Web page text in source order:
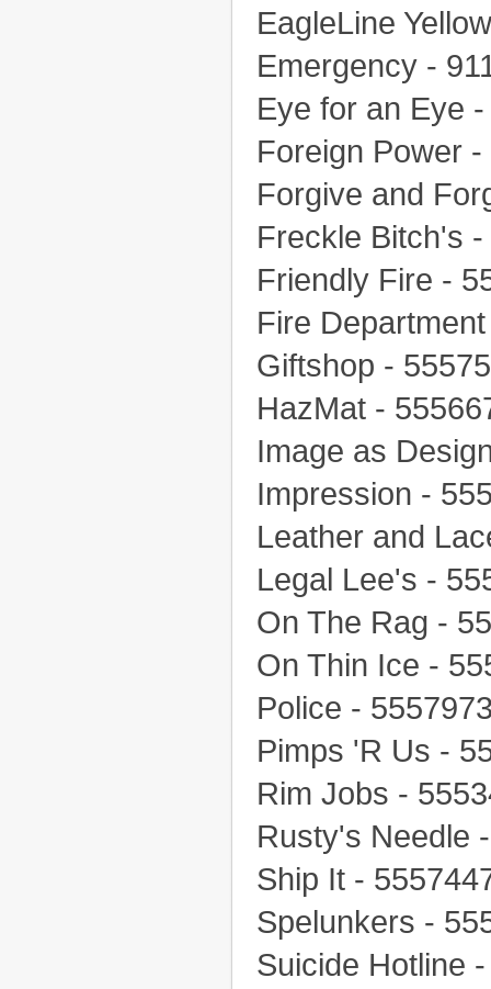
EagleLine
Emergency -
Eye for an Eye
Foreign Power
Forgive and
Freckle Bitch's
Friendly Fire -
Fire
Giftshop -
HazMat -
Image as
Impression -
Leather and
Legal Lee's -
On The Rag -
On Thin Ice -
Police -
Pimps 'R Us -
Rim Jobs -
Rusty's Needle
Ship It -
Spelunkers -
Suicide Hotline